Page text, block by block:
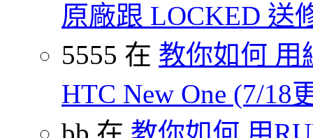
原廠跟 LOCKED 送
5555 在 教你如何 用
HTC New One (7/18